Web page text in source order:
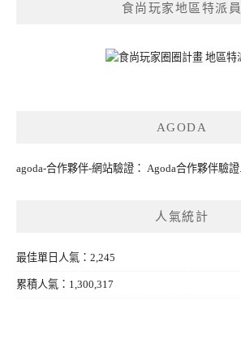
食尚玩家地區特派員
AGODA
agoda-合作夥伴-網站驗證： Agoda合作夥伴驗
人氣統計
最佳單日人氣：2,245
累積人氣：1,300,317